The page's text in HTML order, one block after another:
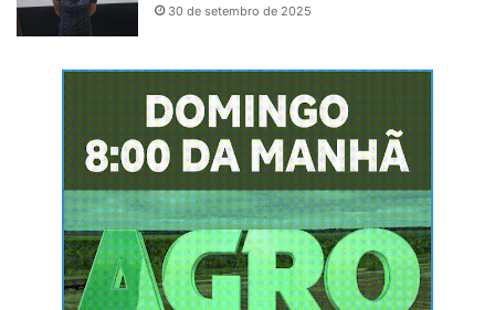
30 de setembro de 2025